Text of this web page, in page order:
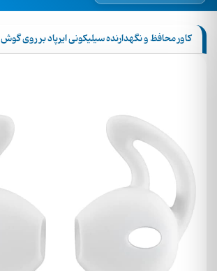
کاور محافظ و نگهدارنده سیلیکونی ایرپاد بر روی گوش